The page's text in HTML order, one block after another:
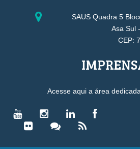
SAUS Quadra 5
Asa Sul
CEP:
Acesse aqui a área